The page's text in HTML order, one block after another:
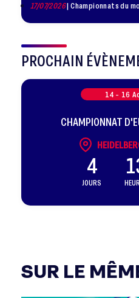
17/07/2026| Championnats du monde 2026 : les athlètes
PROCHAIN
14 - 16
CHAMPIONNAT
4
JOURS
SUR LE